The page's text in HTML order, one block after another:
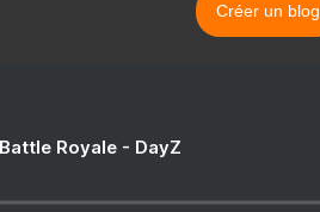
Créer un blog
Royale - DayZ